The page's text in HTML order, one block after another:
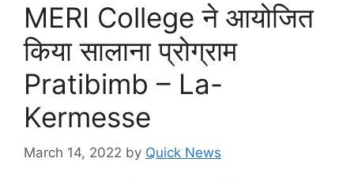
MERI College ने आयोजित
किया सालाना प्रोग्राम
Pratibimb – La-
Kermesse
March 14, 2022 by Quick News